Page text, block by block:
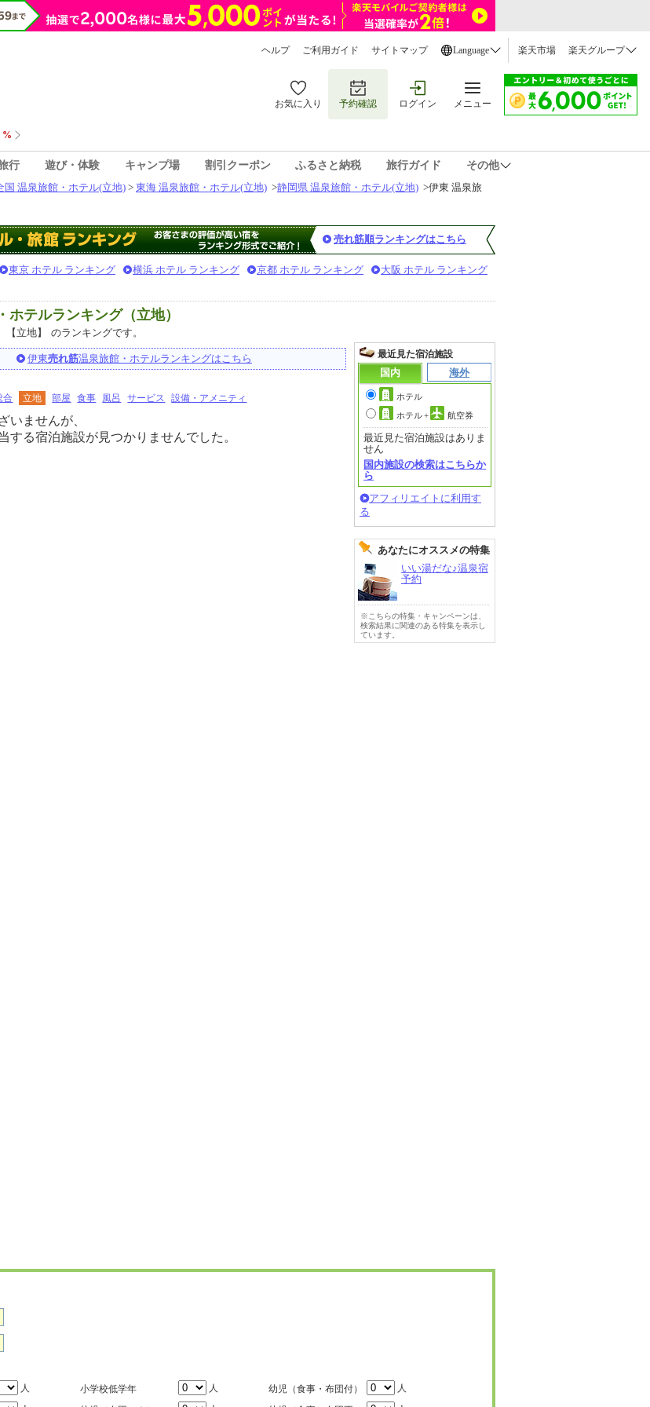
ヘルプ ご利用ガイド サイトマップ Language 楽天市場 楽天グループ
お気に入り 予約確認 ログイン メニュー
行 遊び・体験 キャンプ場 割引クーポン ふるさと納税 旅行ガイド
その他
国 温泉旅館・ホテル(立地) > 東海 温泉旅館・ホテル(立地) >静岡県 温泉旅館・ホテル(立地) >伊東 温泉旅
売れ筋順ランキングはこちら
東京 ホテル ランキング 横浜 ホテル ランキング 京都 ホテル ランキング 大阪 ホテル ランキング
テルランキング（立地）
立地】 のランキングです。
伊東売れ筋温泉旅館・ホテルランキングはこちら
合 立地 部屋 食事 風呂 サービス 設備・アメニティ
いませんが、
する宿泊施設が見つかりませんでした。
最近見た宿泊施設
国内
海外
ホテル
ホテル+ 航空券
最近見た宿泊施設はありま
せん
国内施設の検索はこちらか
ら
アフィリエイトに利用す
る
あなたにオススメの特集
いい湯だな♪温泉宿
予約
※こちらの特集・キャンペーンは、
検索結果に関連のある特集を表示し
ています。
人 小学校低学年 人 幼児（食事・布団付）
人